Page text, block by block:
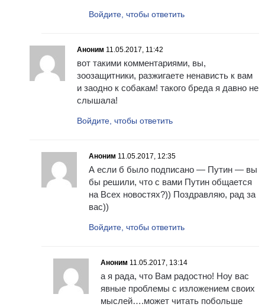
Войдите, чтобы ответить
Аноним 11.05.2017, 11:42
вот такими комментариями, вы,
зоозащитники, разжигаете ненависть к вам
и заодно к собакам! такого бреда я давно не
слышала!
Войдите, чтобы ответить
Аноним 11.05.2017, 12:35
А если б было подписано — Путин — вы
бы решили, что с вами Путин общается
на Всех новостях?)) Поздравляю, рад за
вас))
Войдите, чтобы ответить
Аноним 11.05.2017, 13:14
а я рада, что Вам радостно! Ноу вас
явные проблемы с изложением своих
мыслей….может читать побольше